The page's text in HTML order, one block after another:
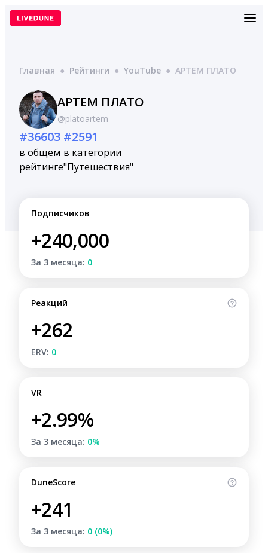
Перейти
Главная ● Рейтинги ● YouTube ● АРТЕМ ПЛАТО
АРТЕМ ПЛАТО
@platoartem
#36603
в общем
рейтинге
#2591
в категории
"Путешествия"
Подписчиков
+240,000
За 3 месяца: 0
Реакций
+262
ERV: 0
VR
+2.99%
За 3 месяца: 0%
DuneScore
+241
За 3 месяца: 0 (0%)